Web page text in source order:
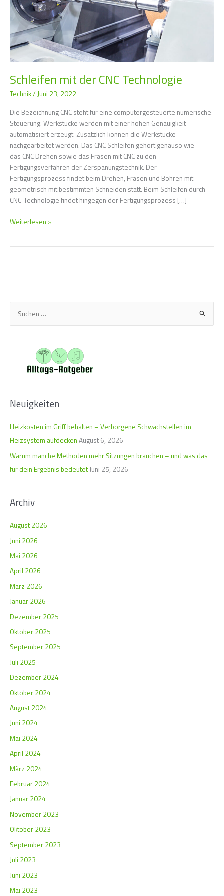
u
a
c
h
Neuigkeiten
Heizkosten im Griff behalten – Verborgene Schwachstellen im
Heizsystem aufdecken August 6, 2026
Warum manche Methoden mehr Sitzungen brauchen – und was das
für dein Ergebnis bedeutet Juni 25, 2026
Archiv
August 2026
Juni 2026
Mai 2026
April 2026
März 2026
Januar 2026
Dezember 2025
Oktober 2025
September 2025
Juli 2025
Dezember 2024
Oktober 2024
August 2024
Juni 2024
Mai 2024
April 2024
März 2024
Februar 2024
Januar 2024
November 2023
Oktober 2023
September 2023
Juli 2023
Juni 2023
Mai 2023
Schleifen mit der CNC Technologie
Technik/ Juni 23, 2022
Die Bezeichnung CNC steht für eine computergesteuerte numerische
Steuerung. Werkstücke werden mit einer hohen Genauigkeit
automatisiert erzeugt. Zusätzlich können die Werkstücke
nachgearbeitet werden. Das CNC Schleifen gehört genauso wie
das CNC Drehen sowie das Fräsen mit CNC zu den
Fertigungsverfahren der Zerspanungstechnik. Der
Fertigungsprozess findet beim Drehen, Fräsen und Bohren mit
geometrisch mit bestimmten Schneiden statt. Beim Schleifen durch
CNC-Technologie findet hingegen der Fertigungsprozess […]
Weiterlesen »